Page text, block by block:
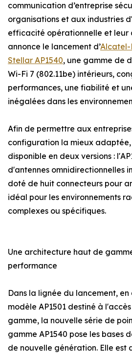
communication d’entreprise
organisations et aux industries
efficacité opérationnelle et leur
annonce le lancement d’Alcatel-
Stellar AP1540, une gamme de
Wi-Fi 7 (802.11be) intérieurs,
performances, une fiabilité et
inégalées dans les
Afin de permettre aux
configuration la mieux
disponible en deux versions :
d'antennes omnidirectionnelles
doté de huit connecteurs pour
idéal pour les environnements
complexes ou spécifiques.
Une architecture haut de
performance
Dans la lignée du lancement,
modèle AP1501 destiné à
gamme, la nouvelle série de
gamme AP1540 pose les bases
de nouvelle génération. Elle est